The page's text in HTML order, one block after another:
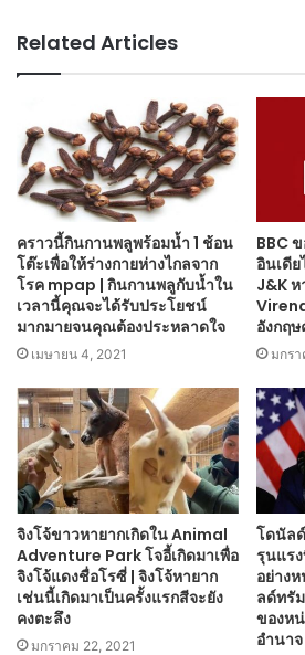
Related Articles
คราวนี้กินกานพลูพร้อมน้ำ 1 ช้อน
โต๊ะเพื่อให้ร่างกายห่างไกลจาก
โรค mpap | กินกานพลูกับน้ำใน
เวลานี้คุณจะได้รับประโยชน์
มากมายจนคุณต้องประหลาดใจ
เมษายน 4, 2021
BBC
อินเดี
J&K
อังกฤ
มกรา
จิงโจ้ขาวหายากเกิดใน Animal
Adventure Park โจอี้เกิดมาเพื่อ
จิงโจ้แดงชื่อโรซี่ | จิงโจ้หายาก
เช่นนี้เกิดมาเป็นครั้งแรกสีจะยัง
คงตะลึง
มกราคม 22, 2021
โดนัล
รุนแร
อย่าง
ลด์ทรั
ของห
อำนาจ